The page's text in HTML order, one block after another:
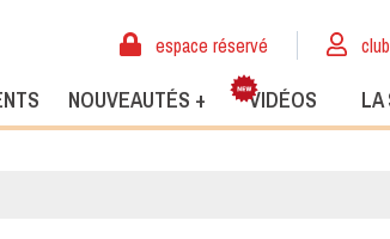
espace réservé
NOUVEAUTÉS + VIDÉOS LA